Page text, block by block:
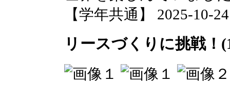
【学年共通】 2025-10-
リースづくりに挑戦！